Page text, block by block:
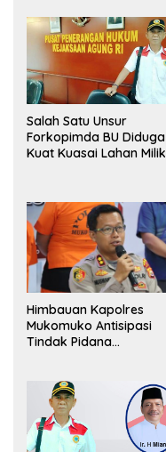
Salah Satu Unsur
Forkopimda BU Diduga
Kuat Kuasai Lahan Milik
Himbauan Kapolres
Mukomuko Antisipasi
Tindak Pidana